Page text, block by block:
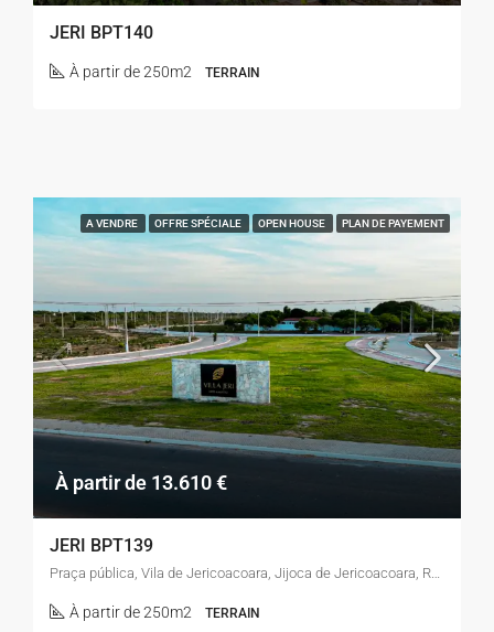
JERI BPT140
À partir de 250m2 TERRAIN
A VENDRE OFFRE SPÉCIALE OPEN HOUSE PLAN DE PAYEMENT
À partir de 13.610 €
JERI BPT139
Praça pública, Vila de Jericoacoara, Jijoca de Jericoacoara, Região Geográfica Imediata de Acaraú, Região Geográfica Intermediária de Sobral, Ceará, Região Nordeste, 62598-000, Brasil
À partir de 250m2 TERRAIN